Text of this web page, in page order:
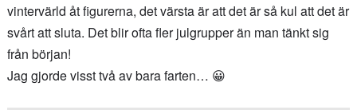
vintervärld åt figurerna, det värsta är att det är så kul att det är
svårt att sluta. Det blir ofta fler julgrupper än man tänkt sig
från början!
Jag gjorde visst två av bara farten… 😀